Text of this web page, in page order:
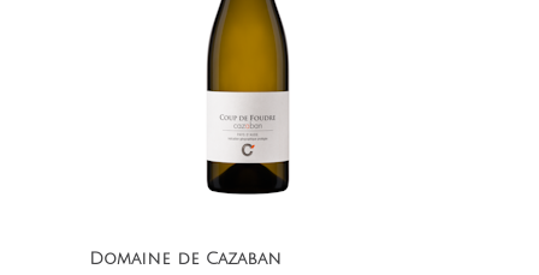
Domaine de Cazaban